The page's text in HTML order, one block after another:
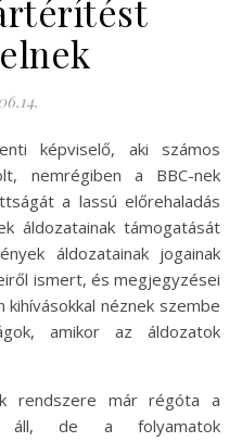
nemrégiben a BBC-nek
a lassú előrehaladás
áldozatainak támogatását
áldozatainak jogainak
ismert, és megjegyzései
néznek szembe
amikor az áldozatok
rendszere már régóta a
áll, de a folyamatok